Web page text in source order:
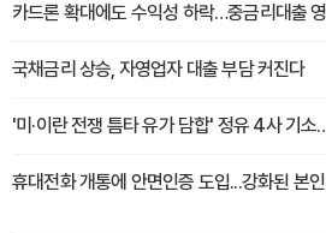
카드론 확대에도 수익성 하락…중금리대출
국채금리 상승, 자영업자 대출 부담 커진다
'미·이란 전쟁 틈타 유가 담합' 정유 4사 기
휴대전화 개통에 안면인증 도입...강화된 본